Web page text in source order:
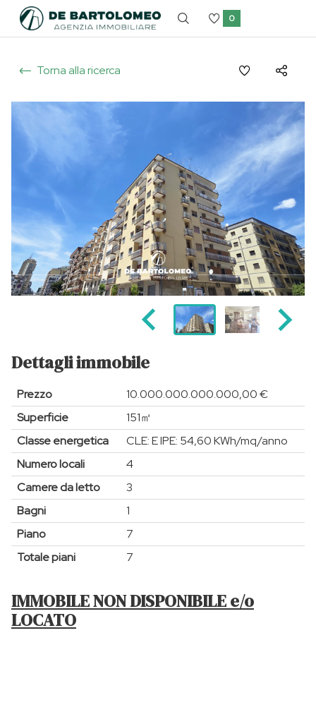
0
Torna alla ricerca
Dettagli immobile
Prezzo
10.000.000.000.000,00 €
Superficie
151㎡
Classe energetica
CLE: E IPE: 54,60 KWh/mq/anno
Numero locali
4
Camere da letto
3
Bagni
1
Piano
7
Totale piani
7
IMMOBILE NON DISPONIBILE e/o
LOCATO